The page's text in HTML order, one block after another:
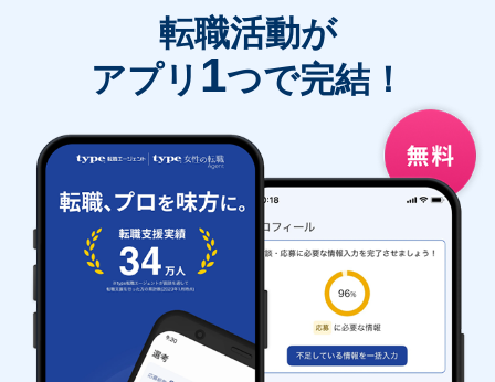
転職活動が
アプリ 1つで完結！